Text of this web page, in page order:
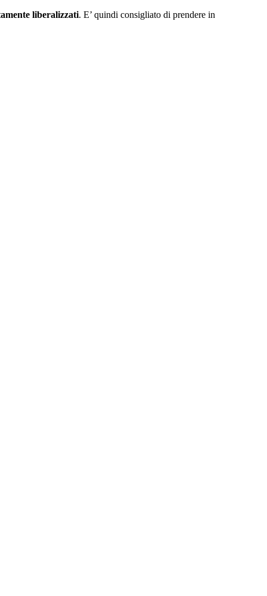
liberalizzati. E’ quindi consigliato di prendere in